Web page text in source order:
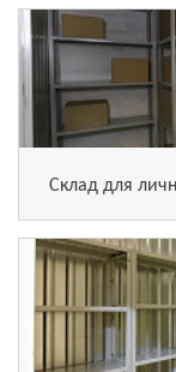
Склад для